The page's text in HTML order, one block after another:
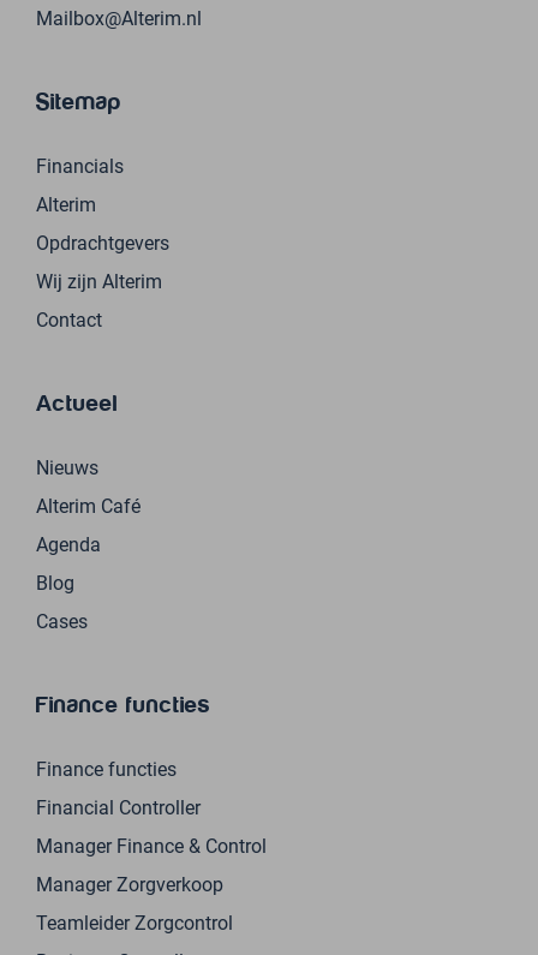
Mailbox@Alterim.nl
Sitemap
Financials
Alterim
Opdrachtgevers
Wij zijn Alterim
Contact
Actueel
Nieuws
Alterim Café
Agenda
Blog
Cases
Finance functies
Finance functies
Financial Controller
Manager Finance & Control
Manager Zorgverkoop
Teamleider Zorgcontrol